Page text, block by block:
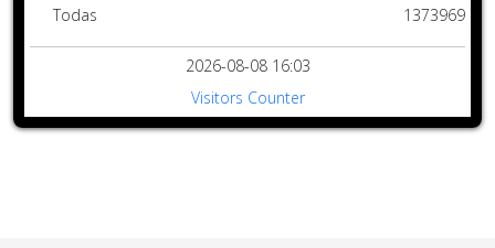
Todas
1373969
2026-08-08 16:03
Visitors Counter